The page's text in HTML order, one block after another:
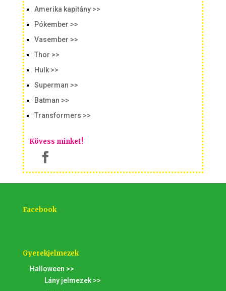
Amerika kapitány >>
Pókember >>
Vasember >>
Thor >>
Hulk >>
Superman >>
Batman >>
Transformers >>
Kövess minket!
Facebook
Gyerekjelmezek
Halloween >>
Lány jelmezek >>